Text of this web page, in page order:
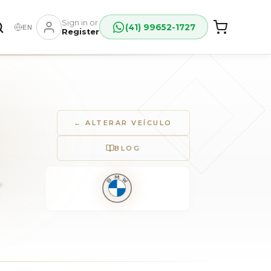
EN
Sign in or
Register
(41) 99652-1727
← ALTERAR VEÍCULO
BLOG